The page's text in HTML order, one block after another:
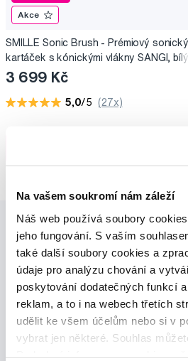
Na vašem soukromí nám záleží
Náš web používá soubory
jeho fungování. S vaším
také další soubory cookies a
údaje pro analýzu chování a
poskytování dodatečných funkcí
reklam, a to i na webech třetích
udělit ke všem účelům nebo si v
vybrat jen některé. Souhlas
Akce
SMILLE Sonic Brush - Prémiový sonický
kartáček s kónickými vlákny SANGI, bílý
3 699 Kč
5,0/5 (27x)
Novinky a nabídky